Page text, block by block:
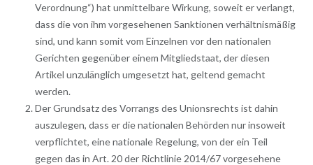
Verordnung“) hat unmittelbare Wirkung, soweit er verlangt,
dass die von ihm vorgesehenen Sanktionen verhältnismäßig
sind, und kann somit vom Einzelnen vor den nationalen
Gerichten gegenüber einem Mitgliedstaat, der diesen
Artikel unzulänglich umgesetzt hat, geltend gemacht
werden.
Der Grundsatz des Vorrangs des Unionsrechts ist dahin
auszulegen, dass er die nationalen Behörden nur insoweit
verpflichtet, eine nationale Regelung, von der ein Teil
gegen das in Art. 20 der Richtlinie 2014/67 vorgesehene